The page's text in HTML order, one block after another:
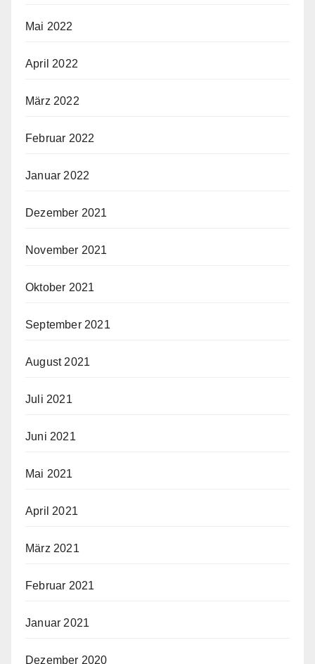
Mai 2022
April 2022
März 2022
Februar 2022
Januar 2022
Dezember 2021
November 2021
Oktober 2021
September 2021
August 2021
Juli 2021
Juni 2021
Mai 2021
April 2021
März 2021
Februar 2021
Januar 2021
Dezember 2020